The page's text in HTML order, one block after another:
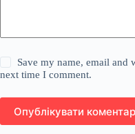
Save my name, email and
next time I comment.
Опублікувати коментар